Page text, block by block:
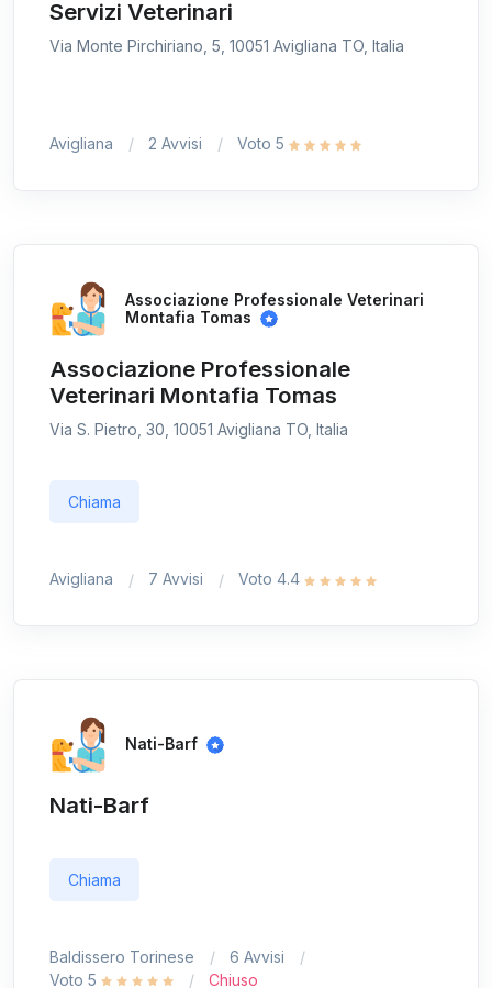
Servizi Veterinari
Via Monte Pirchiriano, 5, 10051 Avigliana TO, Italia
Avigliana 2 Avvisi Voto 5
Associazione Professionale Veterinari
Montafia Tomas
Associazione Professionale
Veterinari Montafia Tomas
Via S. Pietro, 30, 10051 Avigliana TO, Italia
Chiama
Avigliana 7 Avvisi Voto 4.4
Nati-Barf
Nati-Barf
Chiama
Baldissero Torinese
6 Avvisi
Voto 5
Chiuso